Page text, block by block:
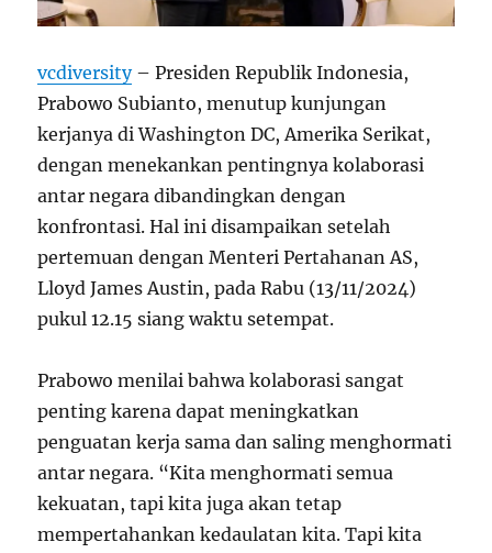
vcdiversity– Presiden Republik Indonesia,
Prabowo Subianto, menutup kunjungan
kerjanya di Washington DC, Amerika Serikat,
dengan menekankan pentingnya kolaborasi
antar negara dibandingkan dengan
konfrontasi. Hal ini disampaikan setelah
pertemuan dengan Menteri Pertahanan AS,
Lloyd James Austin, pada Rabu (13/11/2024)
pukul 12.15 siang waktu setempat.
Prabowo menilai bahwa kolaborasi sangat
penting karena dapat meningkatkan
penguatan kerja sama dan saling menghormati
antar negara. “Kita menghormati semua
kekuatan, tapi kita juga akan tetap
mempertahankan kedaulatan kita. Tapi kita